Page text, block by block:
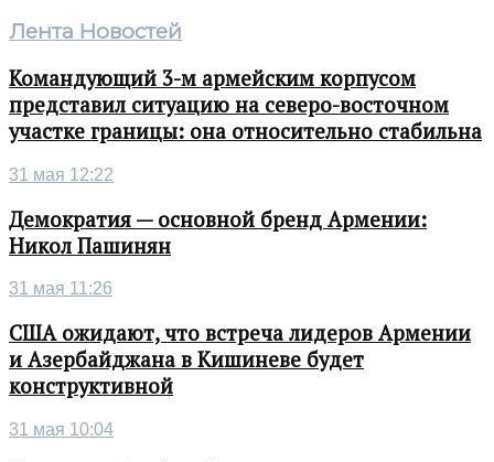
Лента Новостей
Командующий 3-м армейским корпусом
представил ситуацию на северо-восточном
участке границы: она относительно стабильна
31 мая 12:22
Демократия — основной бренд Армении:
Никол Пашинян
31 мая 11:26
США ожидают, что встреча лидеров Армении
и Азербайджана в Кишиневе будет
конструктивной
31 мая 10:04